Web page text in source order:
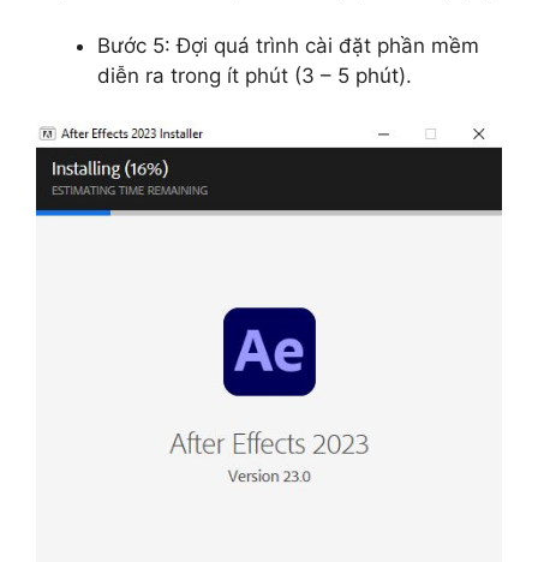
Bước 5: Đợi quá trình cài đặt phần mềm
diễn ra trong ít phút (3 – 5 phút).